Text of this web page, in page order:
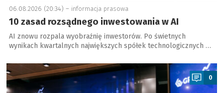
06.08.2026 (20:34) – informacja prasowa
10 zasad rozsądnego inwestowania w AI
AI znowu rozpala wyobraźnię inwestorów. Po świetnych
wynikach kwartalnych największych spółek technologicznych …
a
0